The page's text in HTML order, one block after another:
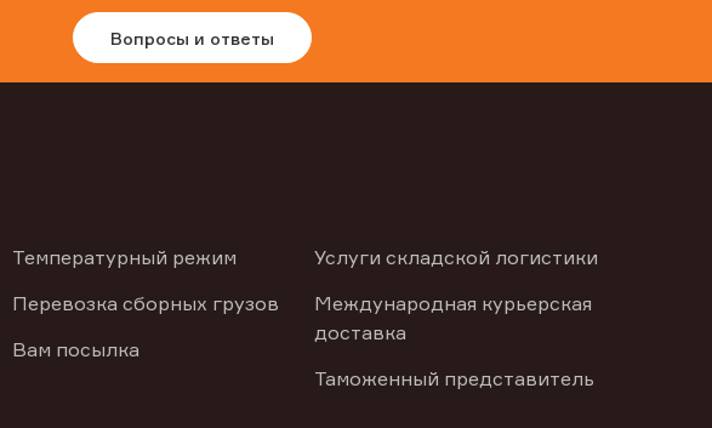
Вопросы и ответы
Температурный режим
Перевозка сборных грузов
Вам посылка
Услуги складской логистики
Международная курьерская
доставка
Таможенный представитель